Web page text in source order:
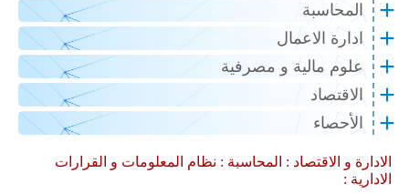
المحاسبة
ادارة الاعمال
علوم مالية و مصرفية
الاقتصاد
الأحصاء
الادارة و الاقتصاد : المحاسبة : نظام المعلومات و القرارات
الادارية :